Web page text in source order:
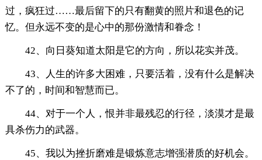
过，疯狂过……最后留下的只有翻黄的照片和退色的记
忆。但永远不变的是心中的那份激情和眷念！
42、向日葵知道太阳是它的方向，所以花实并茂。
43、人生的许多大困难，只要活着，没有什么是解决
不了的，时间和智慧而已。
44、对于一个人，恨并非最残忍的行径，淡漠才是最
具杀伤力的武器。
45、我以为挫折磨难是锻炼意志增强潜质的好机会。